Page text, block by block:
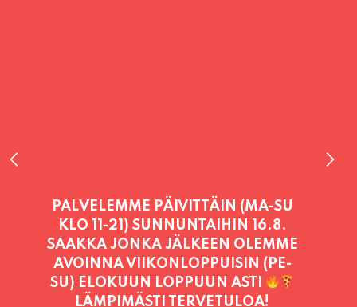
PALVELEMME TÄNÄÄN:
TORSTAI 11:00 - 21:00
PALVELEMME PÄIVITTÄIN (MA-SU
KLO 11-21) SUNNUNTAIHIN 16.8.
SAAKKA JONKA JÄLKEEN OLEMME